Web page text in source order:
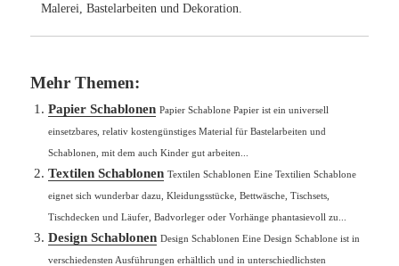
Malerei, Bastelarbeiten und Dekoration.
Mehr Themen:
Papier Schablonen Papier Schablone Papier ist ein universell
einsetzbares, relativ kostengünstiges Material für Bastelarbeiten und
Schablonen, mit dem auch Kinder gut arbeiten...
Textilen Schablonen Textilen Schablonen Eine Textilien Schablone
eignet sich wunderbar dazu, Kleidungsstücke, Bettwäsche, Tischsets,
Tischdecken und Läufer, Badvorleger oder Vorhänge phantasievoll zu...
Design Schablonen Design Schablonen Eine Design Schablone ist in
verschiedensten Ausführungen erhältlich und in unterschiedlichsten